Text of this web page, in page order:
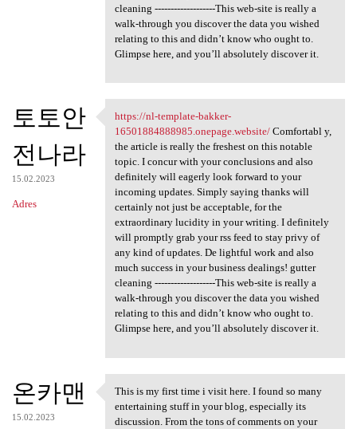
cleaning -------------------This web-site is really a
walk-through you discover the data you wished
relating to this and didn’t know who ought to.
Glimpse here, and you’ll absolutely discover it.
토토안
전나라
15.02.2023
Adres
https://nl-template-bakker
https://nl-template-bakker-
16501884888985.onepage.website/Comfortabl y,
the article is really the freshest on this notable
topic. I concur with your conclusions and also
definitely will eagerly look forward to your
incoming updates. Simply saying thanks will
certainly not just be acceptable, for the
extraordinary lucidity in your writing. I definitely
will promptly grab your rss feed to stay privy of
any kind of updates. De lightful work and also
much success in your business dealings! gutter
cleaning -------------------This web-site is really a
walk-through you discover the data you wished
relating to this and didn’t know who ought to.
Glimpse here, and you’ll absolutely discover it.
온카맨
15.02.2023
This is my first time i visit
This is my first time i visit here. I found so many
entertaining stuff in your blog, especially its
discussion. From the tons of comments on your